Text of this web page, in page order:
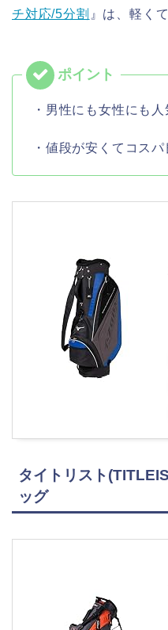
チ対応/5分割 』は、軽く
・男性にも女性にも人
・値段が安くてコスパ
タイトリスト
ッグ